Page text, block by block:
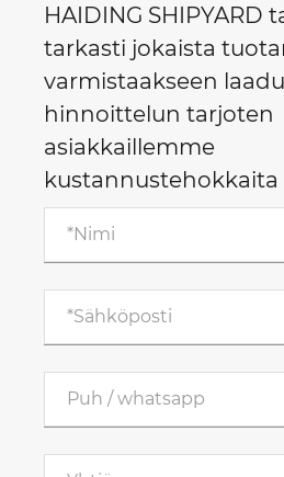
HAIDING SHIPYARD
tarkasti jokaista
varmistaakseen
hinnoittelun tarjoten
asiakkaillemme
kustannustehokkaita